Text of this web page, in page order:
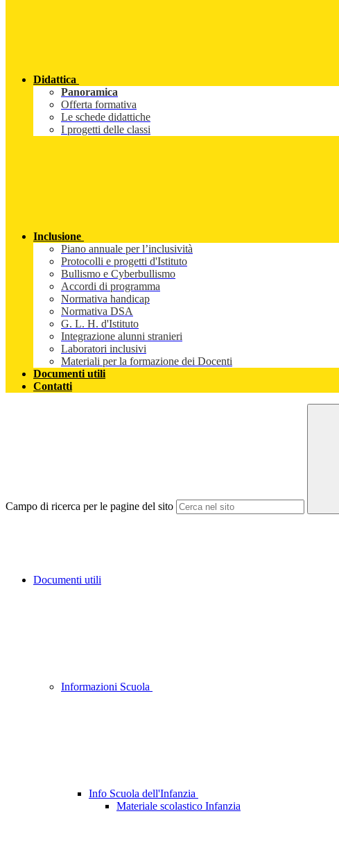
Didattica
Panoramica
Offerta formativa
Le schede didattiche
I progetti delle classi
Inclusione
Piano annuale per l’inclusività
Protocolli e progetti d'Istituto
Bullismo e Cyberbullismo
Accordi di programma
Normativa handicap
Normativa DSA
G. L. H. d'Istituto
Integrazione alunni stranieri
Laboratori inclusivi
Materiali per la formazione dei Docenti
Documenti utili
Contatti
Campo di ricerca per le pagine del sito
Documenti utili
Informazioni Scuola
Info Scuola dell'Infanzia
Materiale scolastico Infanzia